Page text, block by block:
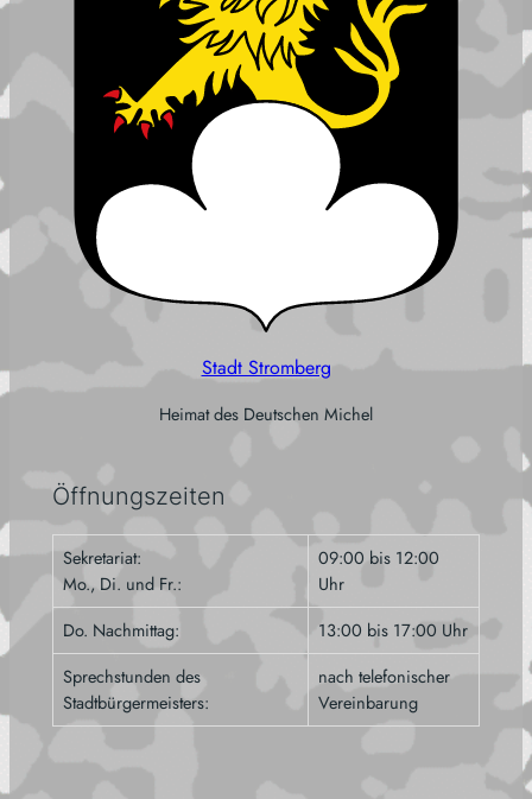
Stadt Stromberg
Heimat des Deutschen Michel
Öffnungszeiten
Sekretariat:
Mo., Di. und Fr.:
09:00 bis 12:00
Uhr
Do. Nachmittag:
13:00 bis 17:00 Uhr
Sprechstunden des
Stadtbürgermeisters:
nach telefonischer
Vereinbarung